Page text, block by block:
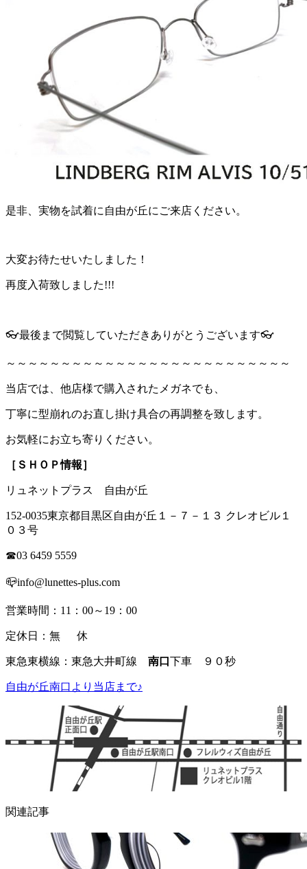
是非、実物を試着に自由が丘にご来店ください。
大変お待たせいたしました！
再度入荷致しました!!!
👓最後まで閲覧していただきありがとうございます👓
～～～～～～～～～～～～～～～～～～～～～～～～～～
当店では、他店様で購入されたメガネでも、
丁寧に型崩れのお直し掛け具合の再調整を致します。
お気軽にお立ち寄りください。
［ＳＨＯＰ情報］
リュネットプラス 自由が丘
152-0035東京都目黒区自由が丘１－７－１３ クレオビル１
０３号
☎03 6459 5559
📪info@lunettes-plus.com
営業時間：11：00～19：00
定休日：無 休
東急東横線：東急大井町線 南口 下車 ９０秒
自由が丘南口より当店まで♪
関連記事